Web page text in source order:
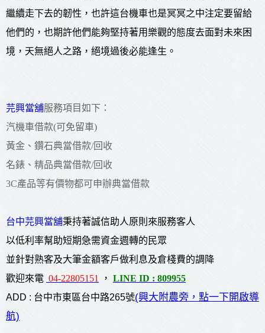
繼續走下去的韌性，也許這台機車也是冥冥之中注定要留給
他們的，也期許他們能夠堅持著用樂觀的態度去面對未來困
境，天無絕人之路，絕境過後必能逢生。
芫興當舖服務項目如下：
汽機車借款(可免留車)
黃金、鑽石典當借款/回收
名錶、精品典當借款/回收
3C產品等有價物都可申辦典當借款
台中芫興當舖秉持著誠信助人原則來服務客人
以低利率幫助短期急需資金週轉的民眾
並針對熟客及大筆金額客戶做利息及倉棧費的調降
歡迎來電 04-22805151 ， LINE ID : 809955
ADD : 台中市東區台中路265號(興大附農旁，點一下開啟導
航)